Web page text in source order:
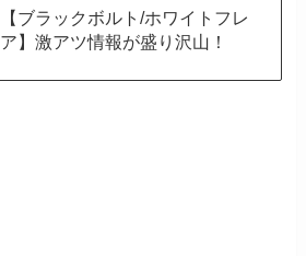
【ブラックボルト/ホワイトフレ
ア】激アツ情報が盛り沢山！